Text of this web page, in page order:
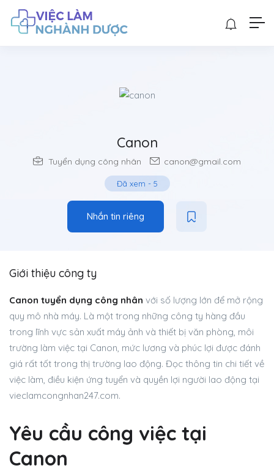
Canon
Tuyển dụng công nhân canon@gmail.com
Đã xem - 5
Nhắn tin riêng
Giới thiệu công ty
Canon tuyển dụng công nhân với số lượng lớn để mở rộng
quy mô nhà máy. Là một trong những công ty hàng đầu
trong lĩnh vực sản xuất máy ảnh và thiết bị văn phòng, môi
trường làm việc tại Canon, mức lương và phúc lợi được đánh
giá rất tốt trong thị trường lao động. Đọc thông tin chi tiết về
việc làm, điều kiện ứng tuyển và quyền lợi người lao động tại
vieclamcongnhan247.com.
Yêu cầu công việc tại
Canon